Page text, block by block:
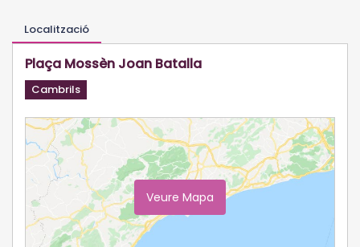
Localització
Plaça Mossèn Joan Batalla
Cambrils
Veure Mapa